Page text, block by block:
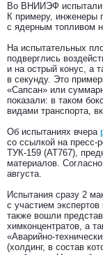
Во ВНИИЭФ испытали
К примеру, инженеры
с ядерным топливом
На испытательных
подверглись
и на острый конус, а
в секунду. Это
«Сапсан» или
показали: в таком
видами транспорта,
Об испытаниях вчера
со ссылкой на
ТУК-159 (АТ767),
материалов.
августа.
Испытания сразу 2
с участием
также вошли
химконцентратов, а
«Аварийно-
(холдинг, в состав